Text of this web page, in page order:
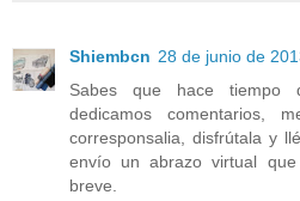
Shiembcn 28 de junio de
Sabes que hace tiempo
dedicamos comentarios,
corresponsalia, disfrútala y
envío un abrazo virtual
breve.